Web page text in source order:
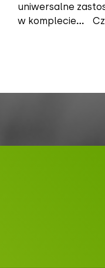
uniwersalne
w komplecie...